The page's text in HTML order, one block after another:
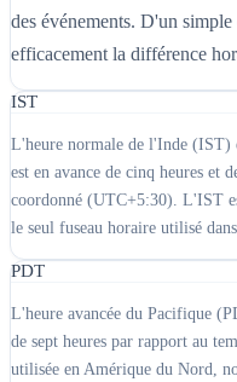
des événements. D'un
efficacement la différence
IST
L'heure normale de l'Inde (IST)
est en avance de cinq heures et
coordonné (UTC+5:30). L'IST
le seul fuseau horaire utilisé
PDT
L'heure avancée du Pacifique
de sept heures par rapport au
utilisée en Amérique du Nord,